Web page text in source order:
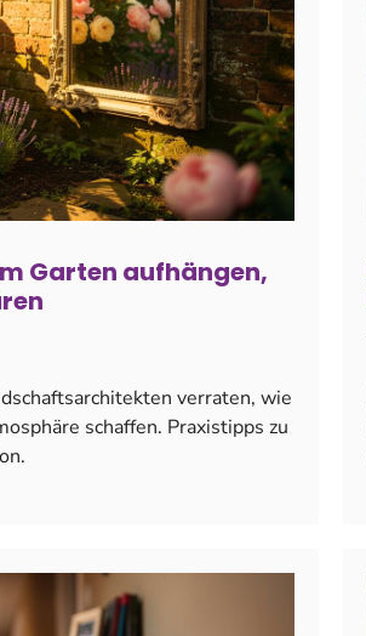
Garten aufhängen,
verraten, wie
schaffen. Praxistipps zu